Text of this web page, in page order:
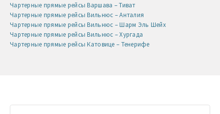
Чартерные прямые рейсы Варшава – Тиват
Чартерные прямые рейсы Вильнюс – Анталия
Чартерные прямые рейсы Вильнюс – Шарм Эль Шейх
Чартерные прямые рейсы Вильнюс – Хургада
Чартерные прямые рейсы Катовице – Тенерифе